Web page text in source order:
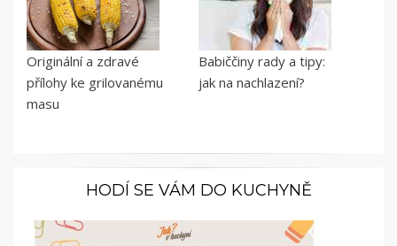
Originální a zdravé
přílohy ke grilovanému
masu
Babiččiny rady a tipy:
jak na nachlazení?
HODÍ SE VÁM DO KUCHYNĚ